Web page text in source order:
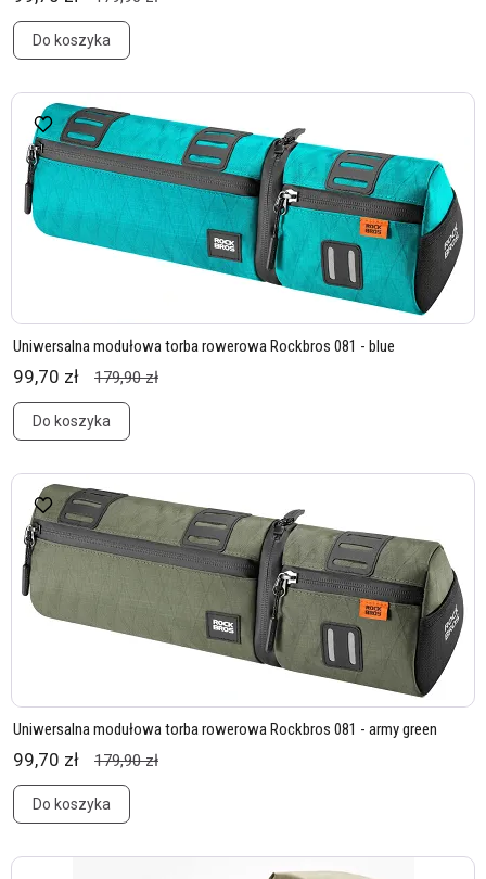
Do koszyka
Uniwersalna modułowa torba rowerowa Rockbros 081 - blue
99,70 zł 179,90 zł
Do koszyka
Uniwersalna modułowa torba rowerowa Rockbros 081 - army green
99,70 zł 179,90 zł
Do koszyka